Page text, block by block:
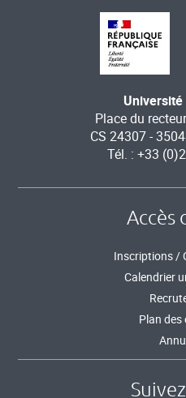
Université
Place du
CS 24307 -
Tél. : +33
Accès
Inscriptions /
Calendrier
Plan